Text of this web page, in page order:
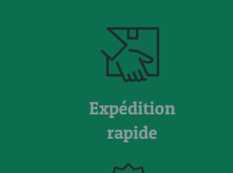
Expédition
rapide